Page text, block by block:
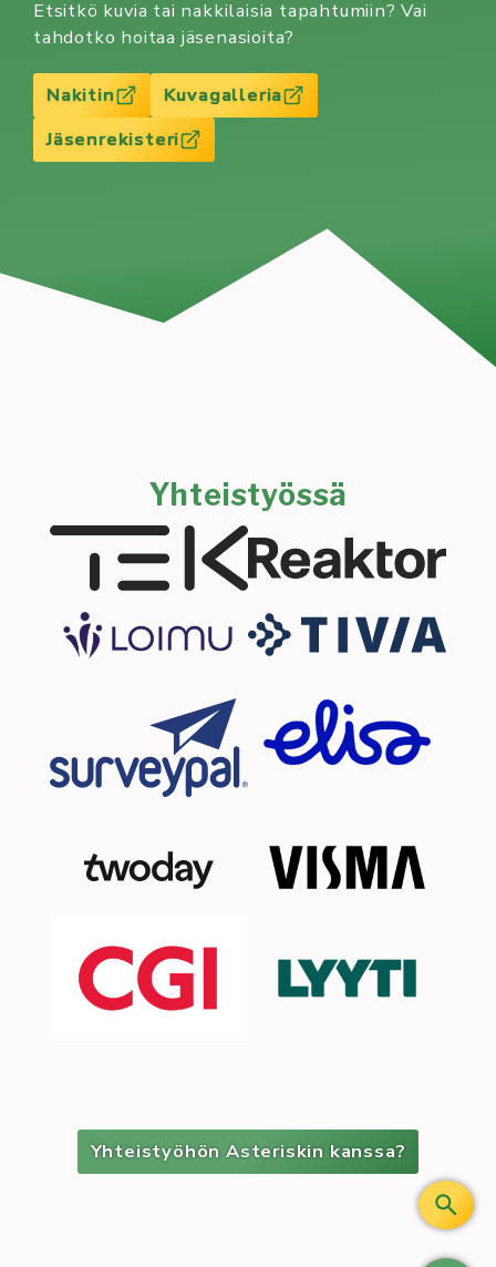
Etsitkö kuvia tai nakkilaisia tapahtumiin? Vai
tahdotko hoitaa jäsenasioita?
Nakitin
Kuvagalleria
Jäsenrekisteri
Yhteistyössä
Yhteistyöhön Asteriskin kanssa?